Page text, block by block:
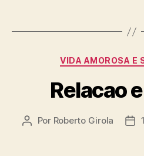
VIDA AMOROSA E
Relacao
Autor
Por Roberto Girola